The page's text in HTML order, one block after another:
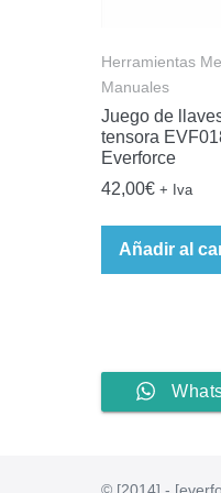
Herramientas
Manuales
Juego de
tensora
Everforce
42,00€ + Iva
Añadir al
© [2014] -